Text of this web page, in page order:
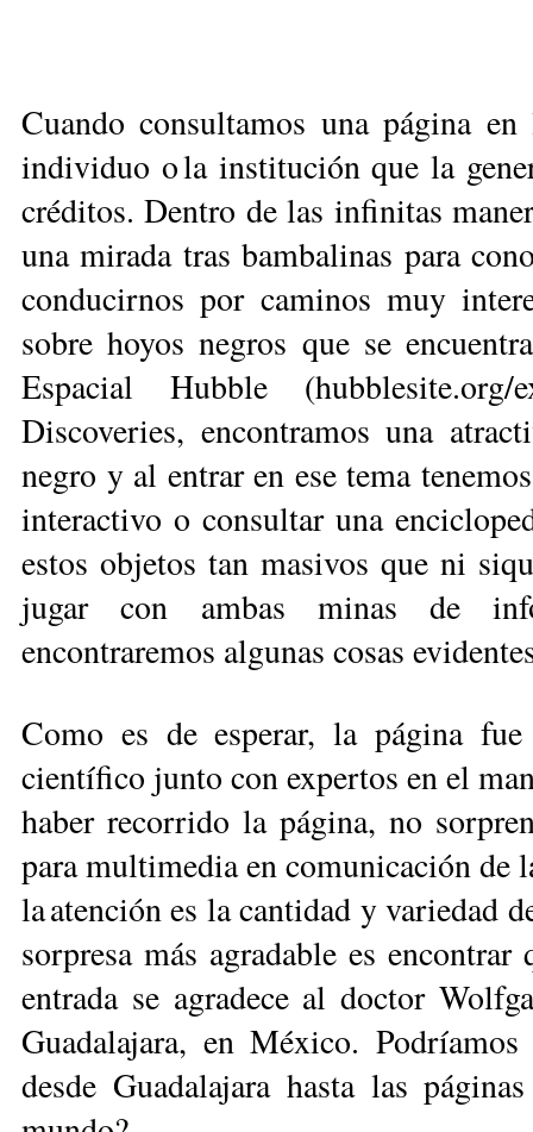
Cuando consultamos una pá­gi­na
individuo o la ins­ti­tución que la
créditos. Dentro de las infinitas
una mirada tras bambalinas para
condu­cirnos por caminos muy
sobre hoyos negros que se
Espacial Hubble
Discoveries, encontramos una
negro y al entrar en ese tema
interactivo o consultar una
estos objetos tan masivos que ni
jugar con ambas minas de
encontraremos algunas cosas
Como es de esperar, la página
científico junto con expertos en el
haber recorrido la página, no
para multimedia en comunicación
la atención es la cantidad y variedad
sorpresa más agradable es
entrada se agradece al doctor
Guadalajara, en México.
desde Guadalajara hasta las